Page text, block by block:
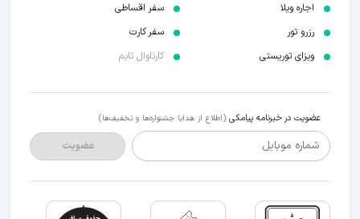
اجاره ویلا
رزرو تور
ویزای توریستی
سفر اقساطی
سفر کارت
کارناوال تایم
عضویت در خبرنامه پیامکی (اطلاع از هدایا جشنواره‌ها و تخفیف‌ها)
شماره موبایل عضویت